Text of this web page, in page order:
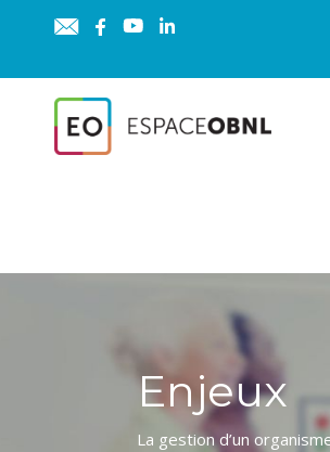
Enjeux
La gestion d’un